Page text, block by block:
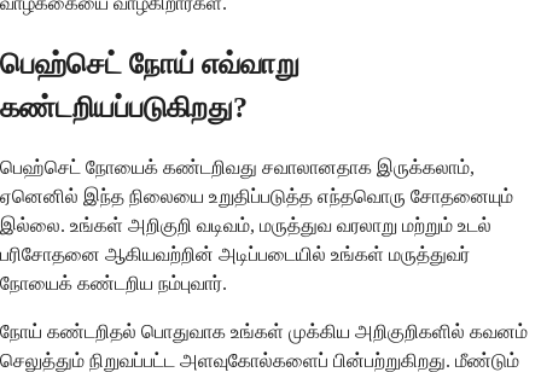
பெஹ்செட் நோய் எவ்வாறு
கண்டறியப்படுகிறது?
பெஹ்செட் நோயைக் கண்டறிவது சவாலானதாக இருக்கலாம்,
ஏனெனில் இந்த நிலையை உறுதிப்படுத்த எந்தவொரு சோதனையும்
இல்லை. உங்கள் அறிகுறி வடிவம், மருத்துவ வரலாறு மற்றும் உடல்
பரிசோதனை ஆகியவற்றின் அடிப்படையில் உங்கள் மருத்துவர்
நோயைக் கண்டறிய நம்புவார்.
நோய் கண்டறிதல் பொதுவாக உங்கள் முக்கிய அறிகுறிகளில் கவனம்
செலுத்தும் நிறுவப்பட்ட அளவுகோல்களைப் பின்பற்றுகிறது. மீண்டும்